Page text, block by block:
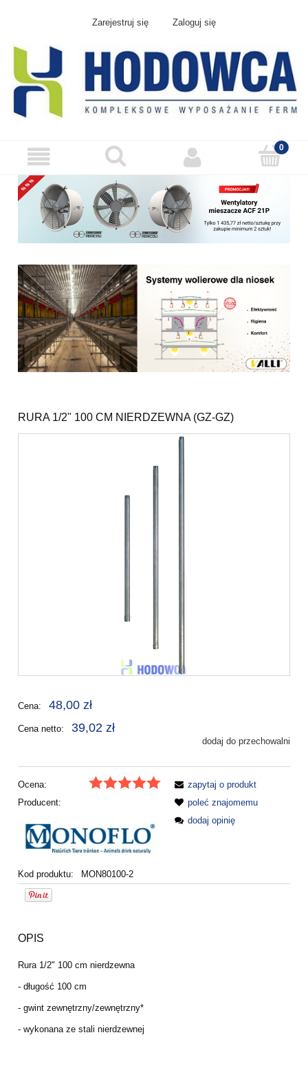
Zarejestruj się Zaloguj się
RURA 1/2" 100 CM NIERDZEWNA (GZ-GZ)
Cena: 48,00 zł
Cena netto: 39,02 zł
dodaj do przechowalni
Ocena:
Producent:
Kod produktu: MON80100-2
zapytaj o produkt
poleć znajomemu
dodaj opinię
OPIS
Rura 1/2" 100 cm nierdzewna
- długość 100 cm
- gwint zewnętrzny/zewnętrzny*
- wykonana ze stali nierdzewnej